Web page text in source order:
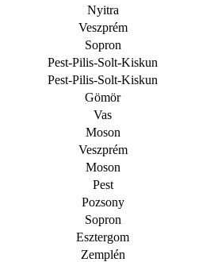
Nyitra
Veszprém
Sopron
Pest-Pilis-Solt-Kiskun
Pest-Pilis-Solt-Kiskun
Gömör
Vas
Moson
Veszprém
Moson
Pest
Pozsony
Sopron
Esztergom
Zemplén